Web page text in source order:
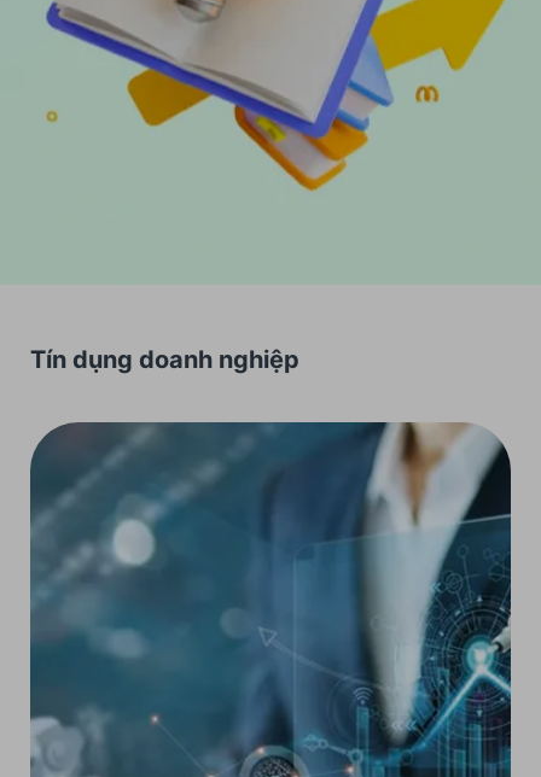
Tín dụng doanh nghiệp